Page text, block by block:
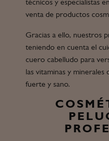
técnicos y especialistas
venta de productos
Gracias a ello, nuestros
teniendo en cuenta el
cuero cabelludo para
las vitaminas y
fuerte y sano.